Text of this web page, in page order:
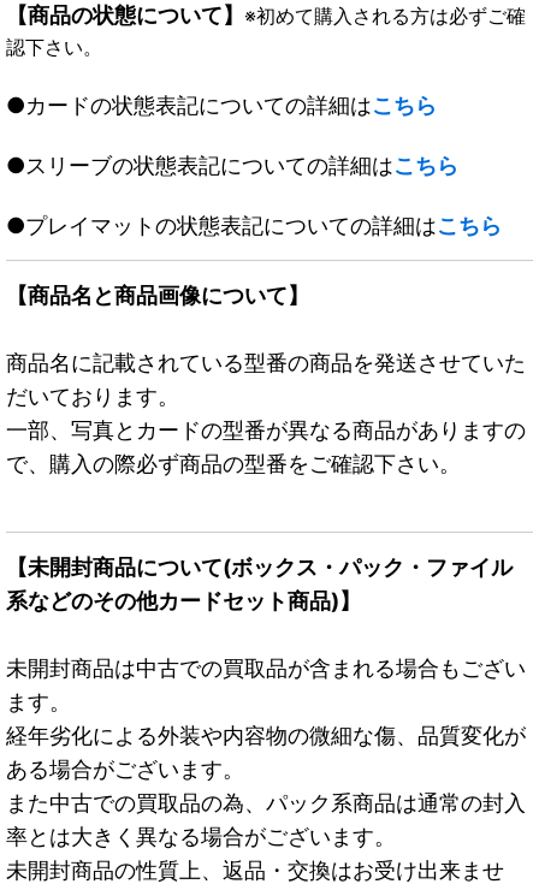
【商品の状態について】 ※初めて購入される方は必ずご確
認下さい。
●カードの状態表記についての詳細はこちら
●スリーブの状態表記についての詳細はこちら
●プレイマットの状態表記についての詳細はこちら
【商品名と商品画像について】
商品名に記載されている型番の商品を発送させていた
だいております。
一部、写真とカードの型番が異なる商品がありますの
で、購入の際必ず商品の型番をご確認下さい。
【未開封商品について(ボックス・パック・ファイル
系などのその他カードセット商品)】
未開封商品は中古での買取品が含まれる場合もござい
ます。
経年劣化による外装や内容物の微細な傷、品質変化が
ある場合がございます。
また中古での買取品の為、パック系商品は通常の封入
率とは大きく異なる場合がございます。
未開封商品の性質上、返品・交換はお受け出来ませ